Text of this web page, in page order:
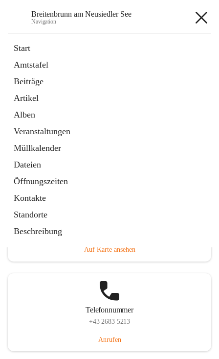
Breitenbrunn am Neusiedler See
Navigation
Start
Amtstafel
Beiträge
Artikel
Alben
Veranstaltungen
Müllkalender
Dateien
Öffnungszeiten
Kontakte
Standorte
Beschreibung
18 Schnellzugriffe
Gemeindeservice
Auf Karte ansehen
Telefonnummer
+43 2683 5213
Anrufen